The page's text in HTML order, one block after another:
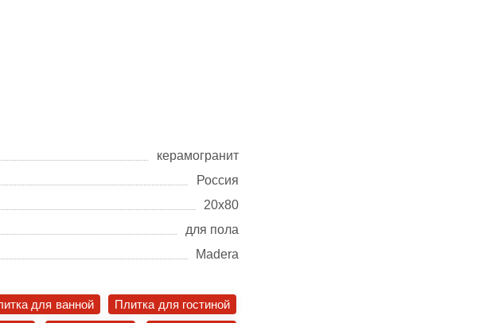
керамогранит
Россия
20х80
для пола
Madera
для ванной
Плитка для гостиной